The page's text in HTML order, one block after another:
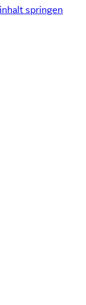
springen